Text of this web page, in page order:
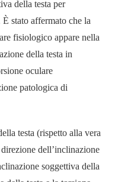
della testa per
stato affermato che la
fisiologico appare nella
della testa in
oculare
patologica di
testa (rispetto alla vera
dell’inclinazione
soggettiva della